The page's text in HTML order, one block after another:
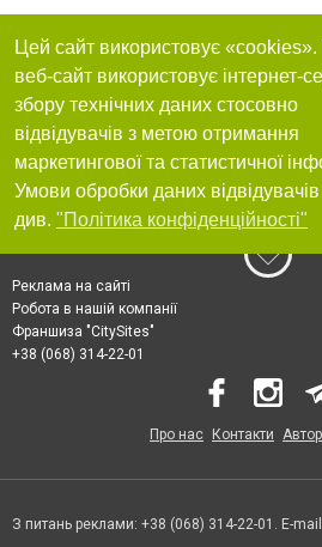
Цей сайт використовує
веб-сайт використовує інтернет-
збору технічних даних стосовно
відвідувачів з метою отримання
маркетингової та статистичної
Умови обробки даних
див. "Політика конфіденційності"
Реклама на сайті
Робота в нашій компанії
Франшиза "CitySites"
+38 (068) 314-22-01
Про нас Контакти
З питань реклами: +38 (068) 314-22-01. E-